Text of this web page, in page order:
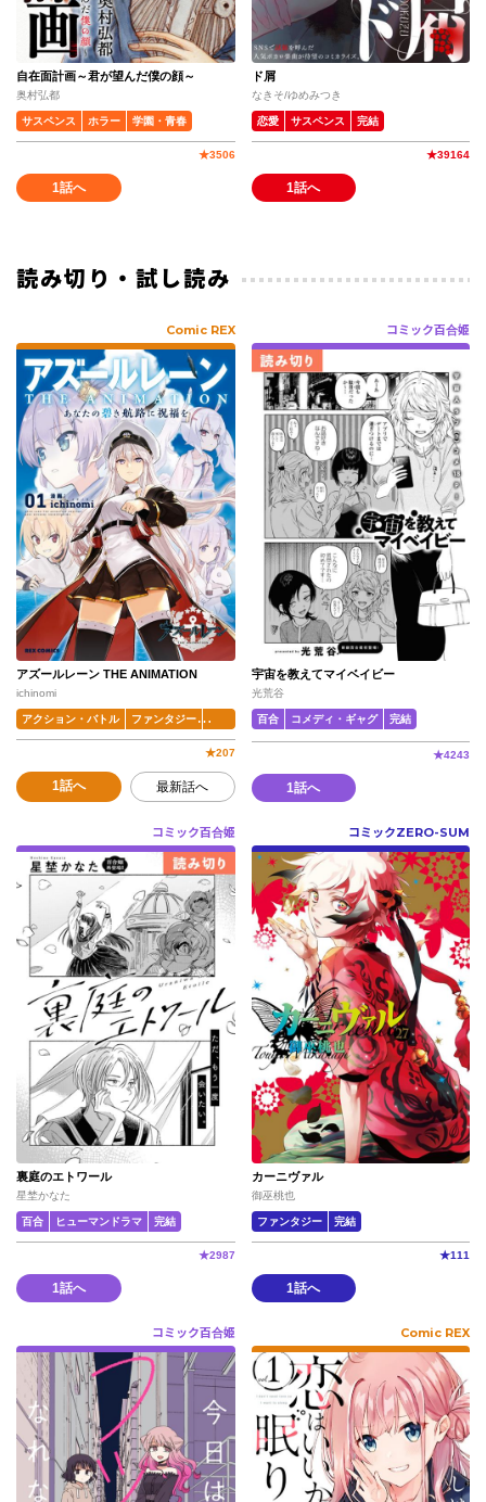
自在面計画～君が望んだ僕の顔～
奥村弘都
サスペンス ホラー 学園・青春
★3506
1話へ
ド屑
なきそ/ゆめみつき
恋愛 サスペンス 完結
★39164
1話へ
読み切り・試し読み
Comic REX
アズールレーン THE ANIMATION
ichinomi
アクション・バトル ファンタジー 完結
★207
1話へ 最新話へ
コミック百合姫
宇宙を教えてマイベイビー
光荒谷
百合 コメディ・ギャグ 完結
★4243
1話へ
コミック百合姫
裏庭のエトワール
星埜かなた
百合 ヒューマンドラマ 完結
★2987
1話へ
コミックZERO-SUM
カーニヴァル
御巫桃也
ファンタジー 完結
★111
1話へ
コミック百合姫 Comic REX